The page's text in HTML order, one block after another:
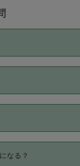
たい場合は、延長機
に相談し、合意の上
ございません。
んで設定しています
ュー件数、レビュー
ています。
／AMERICAN
なる？